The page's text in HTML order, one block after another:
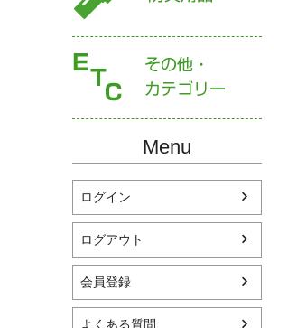
Menu
ログイン
ログアウト
会員登録
よくある質問